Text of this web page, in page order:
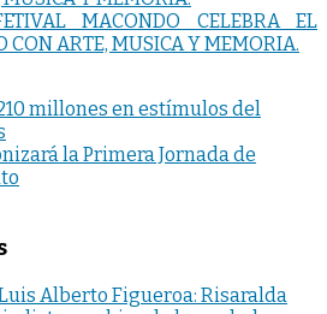
MACONDO CELEBRA EL
CON ARTE, MUSICA Y MEMORIA.
millones en estímulos del
la Primera Jornada de
Alberto Figueroa: Risaralda